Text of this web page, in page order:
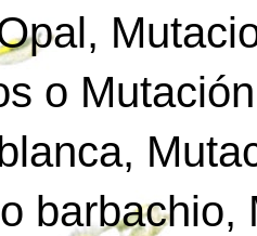
o